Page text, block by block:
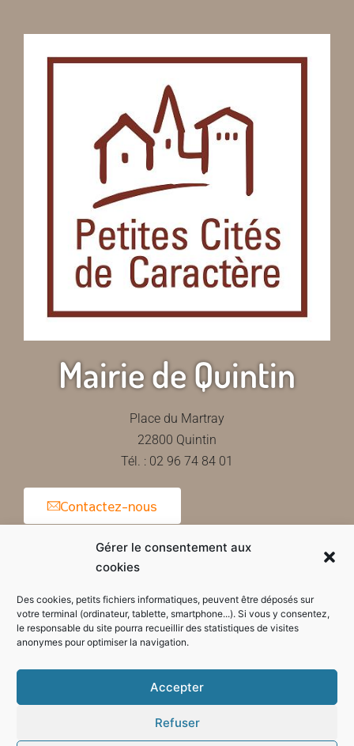
Gérer le consentement aux
cookies
Des cookies, petits fichiers informatiques, peuvent être déposés sur
votre terminal (ordinateur, tablette, smartphone...). Si vous y consentez,
le responsable du site pourra recueillir des statistiques de visites
anonymes pour optimiser la navigation.
Accepter
Refuser
Mairie de Quintin
Place du Martray
22800 Quintin
Tél. : 02 96 74 84 01
Contactez-nous
Horaires d'ouverture de la mairie